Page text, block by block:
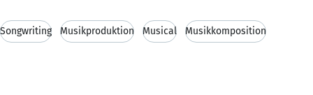
Songwriting Musikproduktion Musical Musikkomposition